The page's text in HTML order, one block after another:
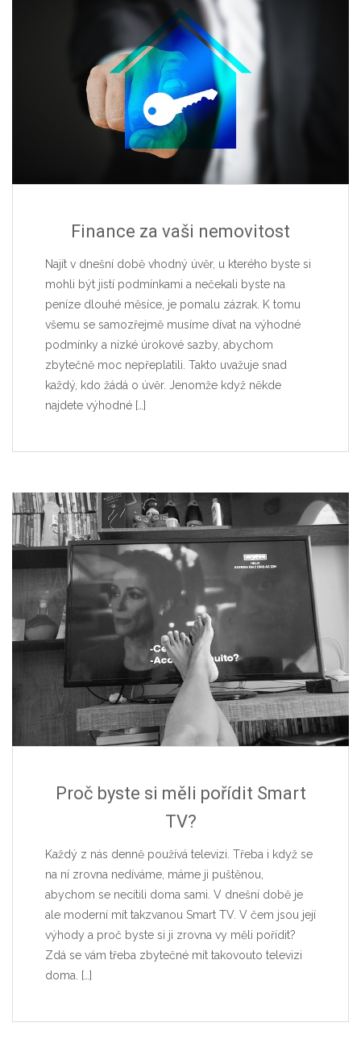
Finance za vaši nemovitost
Najít v dnešní době vhodný úvěr, u kterého byste si
mohli být jistí podmínkami a nečekali byste na
peníze dlouhé měsíce, je pomalu zázrak. K tomu
všemu se samozřejmě musíme dívat na výhodné
podmínky a nízké úrokové sazby, abychom
zbytečně moc nepřeplatili. Takto uvažuje snad
každý, kdo žádá o úvěr. Jenomže když někde
najdete výhodné […]
Proč byste si měli pořídit Smart
TV?
Každý z nás denně používá televizi. Třeba i když se
na ní zrovna nedíváme, máme ji puštěnou,
abychom se necítili doma sami. V dnešní době je
ale moderní mít takzvanou Smart TV. V čem jsou její
výhody a proč byste si ji zrovna vy měli pořídit?
Zdá se vám třeba zbytečné mít takovouto televizi
doma.
[…]